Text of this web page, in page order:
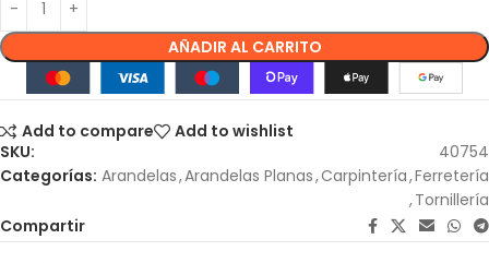
AÑADIR AL CARRITO
Add to compare
Add to wishlist
SKU:
40754
Categorías: Arandelas,Arandelas Planas,Carpintería,Ferretería
,Tornillería
Compartir